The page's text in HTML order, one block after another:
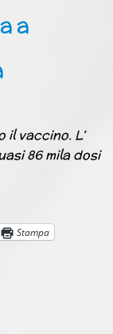
a
il vaccino. L’
86 mila dosi
Stampa